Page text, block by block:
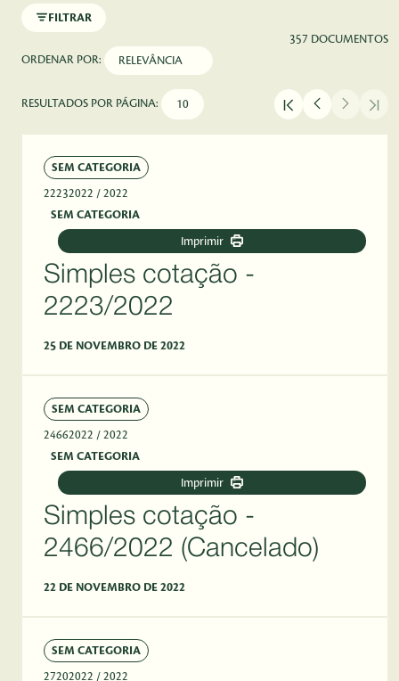
FILTRAR
357 DOCUMENTOS
ORDENAR POR:
RESULTADOS POR PÁGINA:
SEM CATEGORIA
22232022 / 2022
SEM CATEGORIA
Imprimir
Simples cotação -
2223/2022
25 DE NOVEMBRO DE 2022
SEM CATEGORIA
24662022 / 2022
SEM CATEGORIA
Imprimir
Simples cotação -
2466/2022 (Cancelado)
22 DE NOVEMBRO DE 2022
SEM CATEGORIA
27202022 / 2022